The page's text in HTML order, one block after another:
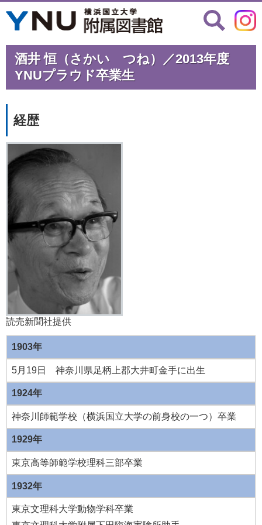
酒井 恒（さかい つね）／2013年度
YNUプラウド卒業生
経歴
読売新聞社提供
1903年
5月19日 神奈川県足柄上郡大井町金手に出生
1924年
神奈川師範学校（横浜国立大学の前身校の一つ）卒業
1929年
東京高等師範学校理科三部卒業
1932年
東京文理科大学動物学科卒業